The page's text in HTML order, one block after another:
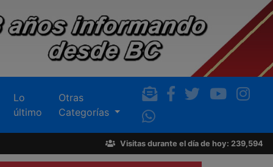
Lo
último
Otras
Categorías
Visitas durante el día de hoy: 239,594